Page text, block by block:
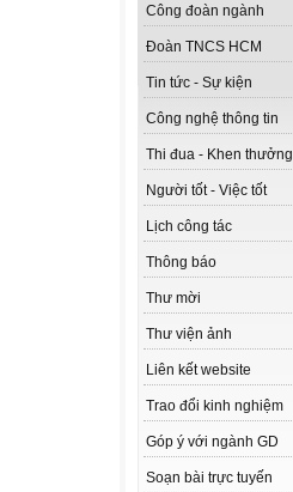
Công đoàn ngành
Đoàn TNCS HCM
Tin tức - Sự kiện
Công nghệ thông tin
Thi đua - Khen thưởng
Người tốt - Việc tốt
Lịch công tác
Thông báo
Thư mời
Thư viện ảnh
Liên kết website
Trao đổi kinh nghiệm
Góp ý với ngành GD
Soạn bài trực tuyến